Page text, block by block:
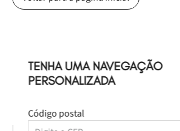
TENHA UMA NAVEGAÇÃO
PERSONALIZADA
Código postal